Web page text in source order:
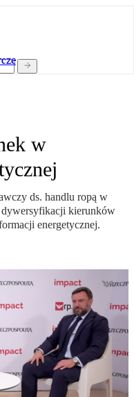
w
ds. handlu ropą w
dywersyfikacji kierunków
energetycznej.